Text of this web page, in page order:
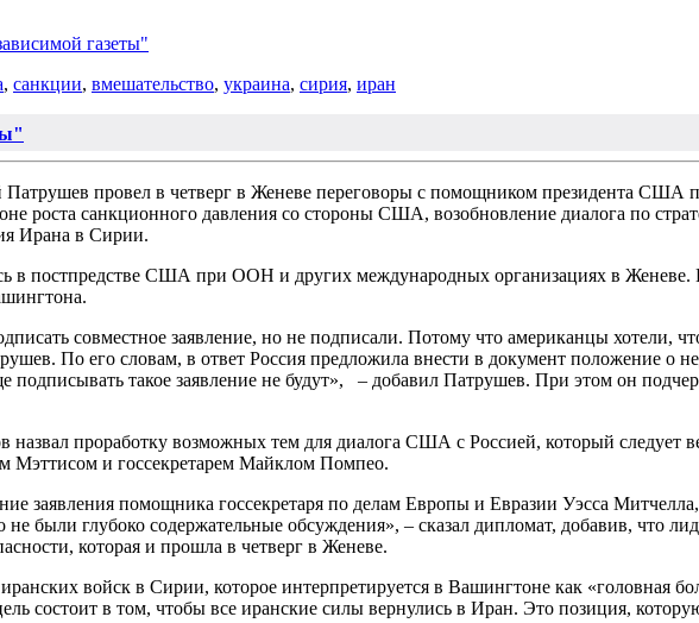
газеты"
, санкции, вмешательство, украина, сирия, иран
Патрушев провел в четверг в Женеве переговоры с помощником президента
роста санкционного давления со стороны США, возобновление диалога по
Ирана в Сирии.
в постпредстве США при ООН и других международных организациях в Женеве.
совместное заявление, но не подписали. Потому что американцы
По его словам, в ответ Россия предложила внести в документ положение о
подписывать такое заявление не будут», – добавил Патрушев. При этом он
назвал проработку возможных тем для диалога США с Россией, который следует
Мэттисом и госсекретарем Майклом Помпео.
заявления помощника госсекретаря по делам Европы и Евразии Уэсса
были глубоко содержательные обсуждения», – сказал дипломат, добавив, что
которая и прошла в четверг в Женеве.
войск в Сирии, которое интерпретируется в Вашингтоне как
состоит в том, чтобы все иранские силы вернулись в Иран. Это позиция,